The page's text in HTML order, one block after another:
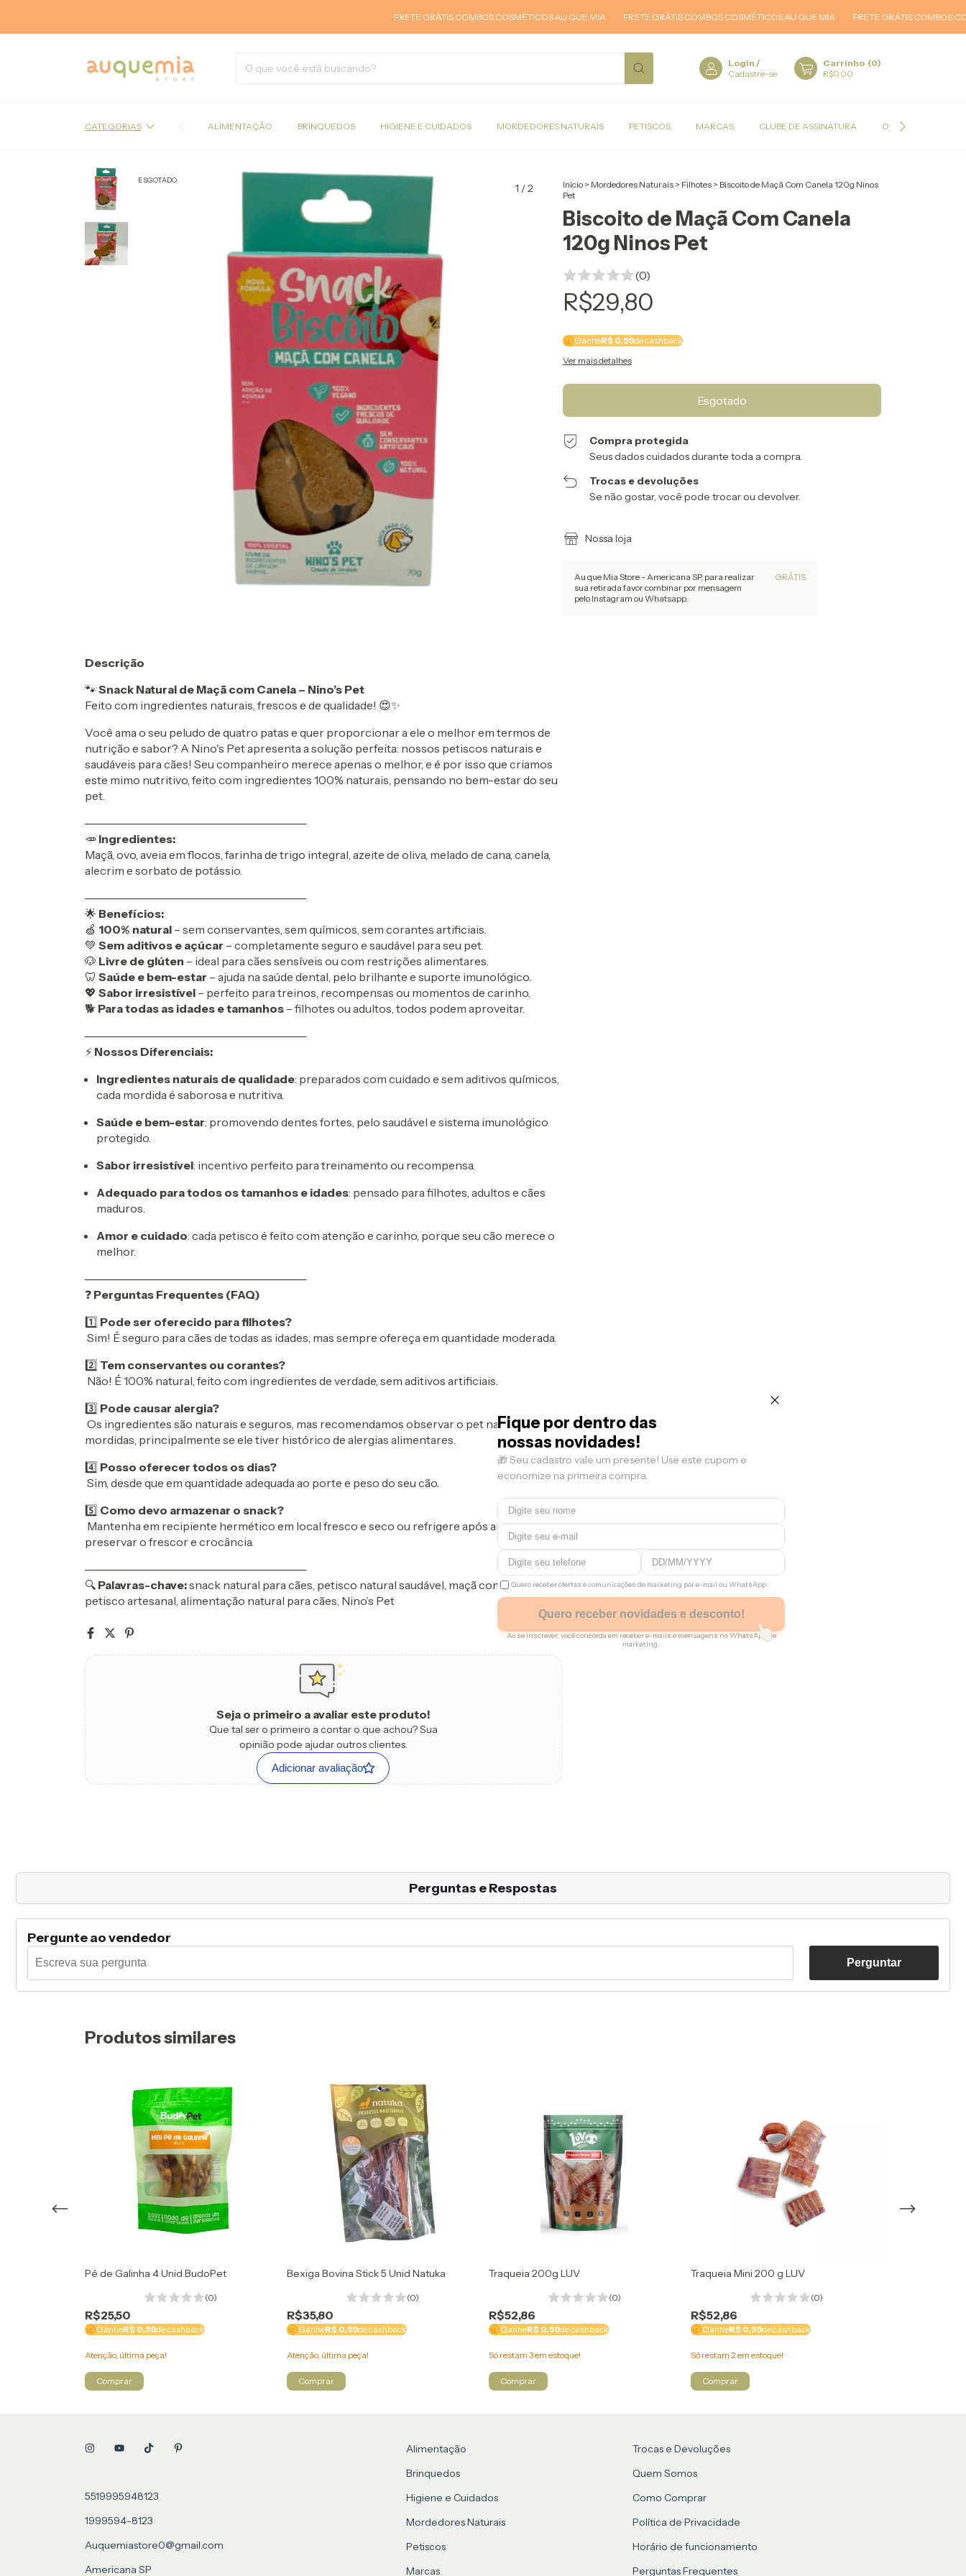
Fique por dentro das
nossas novidades!
🎁 Seu cadastro vale um presente! Use este cupom e
economize na primeira compra.
Quero receber ofertas e comunicações de marketing por e-mail ou WhatsApp.
Quero receber novidades e desconto!
Ao se inscrever, você concorda em receber e-mails e mensagens no WhatsApp de
marketing.
Apenas um resgate por compra.
Utilizaremos os seus dados para melhorar a experiência de
navegação e para encaminharmos e-mails com informações
FRETE GRÁTIS COMBOS COSMÉTICOS AU QUE MIA FRETE GRÁTIS COMBOS COSMÉTICOS AU QUE MIA FRETE GRÁTIS COMBOS
Login /
Cadastre-se
Carrinho (0)
R$0,00
CATEGORIAS ALIMENTAÇÃO BRINQUEDOS HIGIENE E CUIDADOS MORDEDORES NATURAIS PETISCOS MARCAS CLUBE DE ASSINATURA OFERTAS
ESGOTADO
1 /2 Início > Mordedores Naturais > Filhotes > Biscoito de Maçã Com Canela 120g Ninos
Pet
Biscoito de Maçã Com Canela
120g Ninos Pet
(0)
R$29,80
GanheR$ 0,59de cashback
Ver mais detalhes
Compra protegida
Seus dados cuidados durante toda a compra.
Trocas e devoluções
Se não gostar, você pode trocar ou devolver.
Nossa loja
Au que Mia Store - Americana SP, para realizar
sua retirada favor combinar por mensagem
pelo Instagram ou Whatsapp.
GRÁTIS
Descrição
🐾 Snack Natural de Maçã com Canela – Nino’s Pet
Feito com ingredientes naturais, frescos e de qualidade! 😍✨
Você ama o seu peludo de quatro patas e quer proporcionar a ele o melhor em termos de
nutrição e sabor? A Nino's Pet apresenta a solução perfeita: nossos petiscos naturais e
saudáveis para cães! Seu companheiro merece apenas o melhor, e é por isso que criamos
este mimo nutritivo, feito com ingredientes 100% naturais, pensando no bem-estar do seu
pet.
────────────────────────────
🥕 Ingredientes:
Maçã, ovo, aveia em flocos, farinha de trigo integral, azeite de oliva, melado de cana, canela,
alecrim e sorbato de potássio.
────────────────────────────
🌟 Benefícios:
🍏 100% natural – sem conservantes, sem químicos, sem corantes artificiais.
💚 Sem aditivos e açúcar – completamente seguro e saudável para seu pet.
🐶 Livre de glúten – ideal para cães sensíveis ou com restrições alimentares.
🦷 Saúde e bem-estar – ajuda na saúde dental, pelo brilhante e suporte imunológico.
💖 Sabor irresistível – perfeito para treinos, recompensas ou momentos de carinho.
🐕 Para todas as idades e tamanhos – filhotes ou adultos, todos podem aproveitar.
────────────────────────────
⚡ Nossos Diferenciais:
Ingredientes naturais de qualidade: preparados com cuidado e sem aditivos químicos,
cada mordida é saborosa e nutritiva.
Saúde e bem-estar: promovendo dentes fortes, pelo saudável e sistema imunológico
protegido.
Sabor irresistível: incentivo perfeito para treinamento ou recompensa.
Adequado para todos os tamanhos e idades: pensado para filhotes, adultos e cães
maduros.
Amor e cuidado: cada petisco é feito com atenção e carinho, porque seu cão merece o
melhor.
────────────────────────────
❓ Perguntas Frequentes (FAQ)
1️⃣ Pode ser oferecido para filhotes?
Sim! É seguro para cães de todas as idades, mas sempre ofereça em quantidade moderada.
2️⃣ Tem conservantes ou corantes?
Não! É 100% natural, feito com ingredientes de verdade, sem aditivos artificiais.
3️⃣ Pode causar alergia?
Os ingredientes são naturais e seguros, mas recomendamos observar o pet nas primeiras
mordidas, principalmente se ele tiver histórico de alergias alimentares.
4️⃣ Posso oferecer todos os dias?
Sim, desde que em quantidade adequada ao porte e peso do seu cão.
5️⃣ Como devo armazenar o snack?
Mantenha em recipiente hermético em local fresco e seco ou refrigere após aberto para
preservar o frescor e crocância.
────────────────────────────
🔍 Palavras-chave:snack natural para cães, petisco natural saudável, maçã com canela,
petisco artesanal, alimentação natural para cães, Nino’s Pet
Seja o primeiro a avaliar este produto!
Que tal ser o primeiro a contar o que achou? Sua
opinião pode ajudar outros clientes.
Adicionar avaliação
Perguntas e Respostas
Pergunte ao vendedor
Perguntar
Produtos similares
Pé de Galinha 4 Unid BudoPet
(0)
R$25,50
GanheR$ 0,59de cashback
Atenção, última peça!
Bexiga Bovina Stick 5 Unid Natuka
(0)
R$35,80
GanheR$ 0,59de cashback
Atenção, última peça!
Traqueia 200g LUV
(0)
R$52,86
GanheR$ 0,59de cashback
Só restam 3em estoque!
Traqueia Mini 200 g LUV
(0)
R$52,86
GanheR$ 0,59de cashback
Só restam 2 em estoque!
5519995948123
1999594-8123
Auquemiastore0@gmail.com
Americana SP
Alimentação
Brinquedos
Higiene e Cuidados
Mordedores Naturais
Petiscos
Marcas
Trocas e Devoluções
Quem Somos
Como Comprar
Política de Privacidade
Horário de funcionamento
Perguntas Frequentes